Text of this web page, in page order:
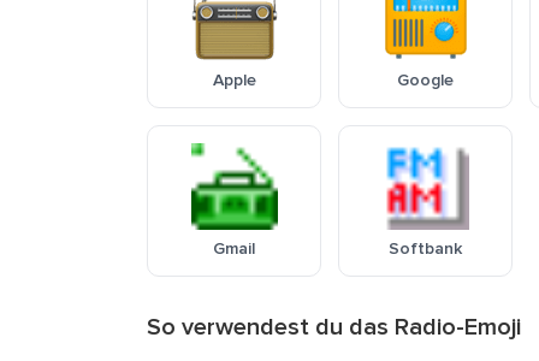
Apple Google
Gmail Softbank
So verwendest du das Radio-Emoji